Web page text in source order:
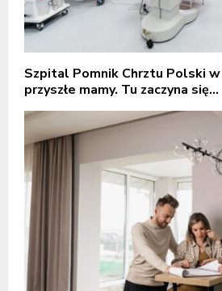
Szpital Pomnik Chrztu Polski w
przyszłe mamy. Tu zaczyna się...